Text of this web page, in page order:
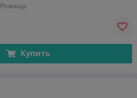
Розница
Купить